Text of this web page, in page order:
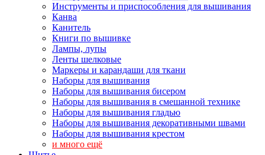
Инструменты и приспособления для вышивания
Канва
Канитель
Книги по вышивке
Лампы, лупы
Ленты шелковые
Маркеры и карандаши для ткани
Наборы для вышивания
Наборы для вышивания бисером
Наборы для вышивания в смешанной технике
Наборы для вышивания гладью
Наборы для вышивания декоративными швами
Наборы для вышивания крестом
и много ещё